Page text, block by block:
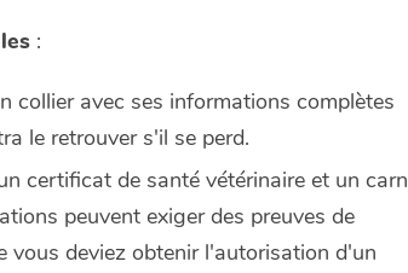
:
collier avec ses informations complètes
le retrouver s'il se perd.
certificat de santé vétérinaire et un
peuvent exiger des preuves de
vous deviez obtenir l'autorisation d'un